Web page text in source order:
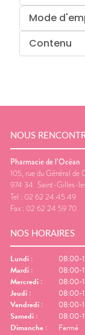
Mode
Contenu
NOUS
Pharmacie de l’Océan
105, rue du Général de
974 34 Saint-Gilles-
Tel : 02 62 24 45 49
Fax : 02 62 24 59 70
NOS HORAIRES
Lundi :
08:00-
Mardi :
08:00-
Mercredi :
08:00-
Jeudi :
08:00-
Vendredi :
08:00-
Samedi :
08:00-
Dimanche : Fermé